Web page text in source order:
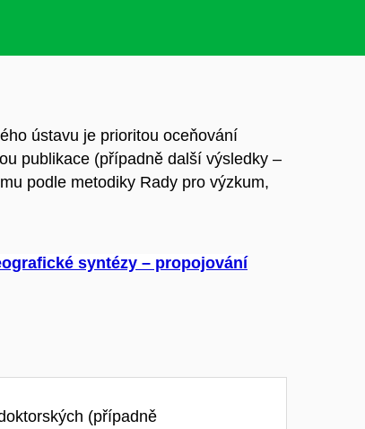
ústavu je prioritou oceňování
publikace (případně další výsledky –
podle metodiky Rady pro výzkum,
syntézy – propojování
(případně